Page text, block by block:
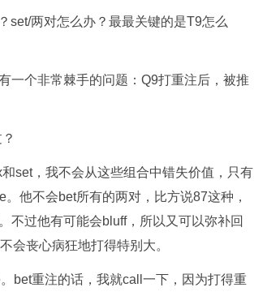
set/两对怎么办？最最关键的是T9怎么
一个非常棘手的问题：Q9打重注后，被推
set，我不会从这些组合中错失价值，只有
他不会bet所有的两对，比方说87这种，
不过他有可能会bluff，所以又可以弥补回
会丧心病狂地打得特别大。
bet重注的话，我就call一下，因为打得重